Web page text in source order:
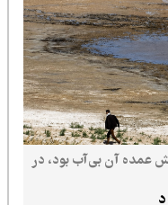
آن بی‌آب بود، در